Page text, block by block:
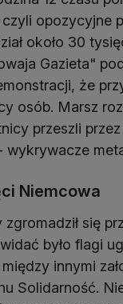
opozycyjne
około 30
Gazieta"
że
osób. Marsz
przeszli
wykrywacze
Niemcowa
zgromadził się
było flagi
innymi
Solidarność.